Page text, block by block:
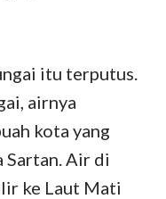
itu terputus.
airnya
kota yang
Air di
ke Laut Mati